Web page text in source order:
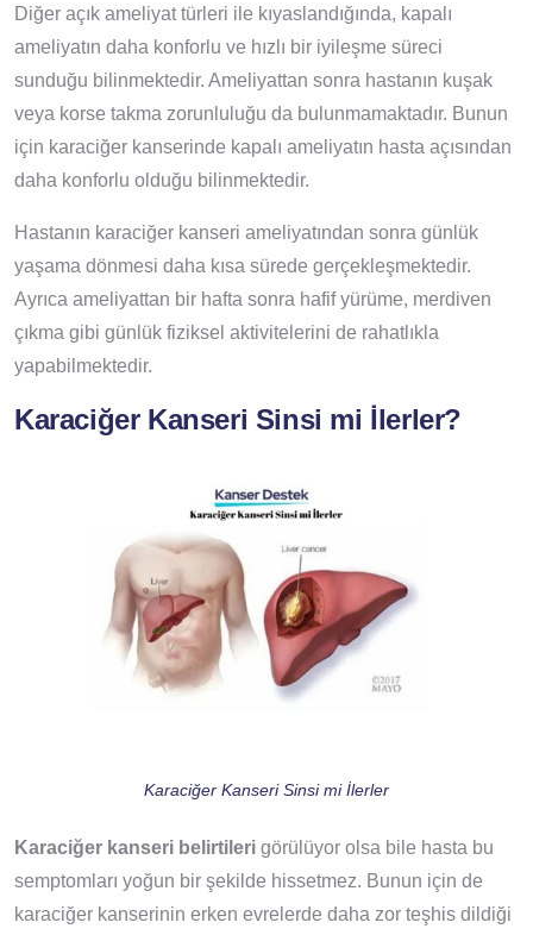
Diğer açık ameliyat türleri ile kıyaslandığında, kapalı
ameliyatın daha konforlu ve hızlı bir iyileşme süreci
sunduğu bilinmektedir. Ameliyattan sonra hastanın kuşak
veya korse takma zorunluluğu da bulunmamaktadır. Bunun
için karaciğer kanserinde kapalı ameliyatın hasta açısından
daha konforlu olduğu bilinmektedir.
Hastanın karaciğer kanseri ameliyatından sonra günlük
yaşama dönmesi daha kısa sürede gerçekleşmektedir.
Ayrıca ameliyattan bir hafta sonra hafif yürüme, merdiven
çıkma gibi günlük fiziksel aktivitelerini de rahatlıkla
yapabilmektedir.
Karaciğer Kanseri Sinsi mi İlerler?
Karaciğer Kanseri Sinsi mi İlerler
Karaciğer kanseri belirtileri görülüyor olsa bile hasta bu
semptomları yoğun bir şekilde hissetmez. Bunun için de
karaciğer kanserinin erken evrelerde daha zor teşhis dildiği